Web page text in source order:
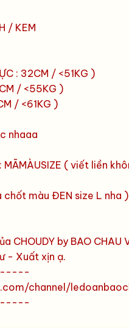
/ KEM
: 32CM / <51KG )
/ <55KG )
/ <61KG )
nhaaa
MÃMÀUSIZE ( viết liền
chốt màu ĐEN size L nha )
CHOUDY by BAO
- Xuất xịn ạ.
channel/